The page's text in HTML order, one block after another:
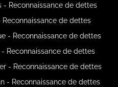
- Reconnaissance de dettes
de dettes
- Reconnaissance de dettes
Reconnaissance de dettes
- Reconnaissance de dettes
- Reconnaissance de dettes